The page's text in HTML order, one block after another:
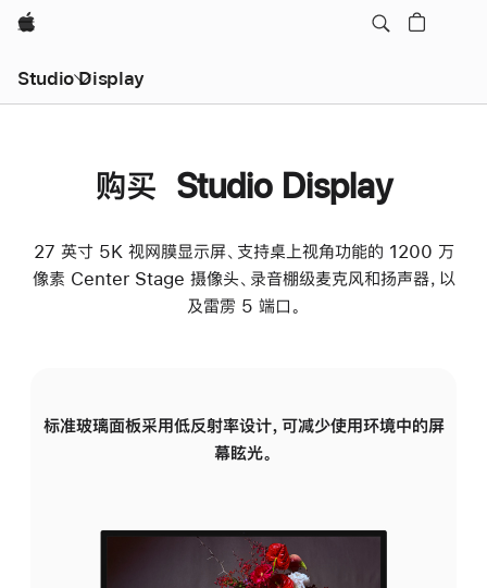
Apple
Studio Display
购买 Studio Display
27 英寸 5K 视网膜显示屏、支持桌上视角功能的 1200 万
像素 Center Stage 摄像头、录音棚级麦克风和扬声器，以
及雷雳 5 端口。
标准玻璃面板采用低反射率设计，可减少使用环境中的屏
幕眩光。